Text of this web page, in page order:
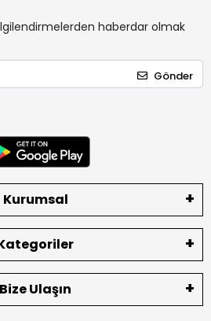
haberdar olmak
Gönder
Kurumsal
Bize Ulaşın